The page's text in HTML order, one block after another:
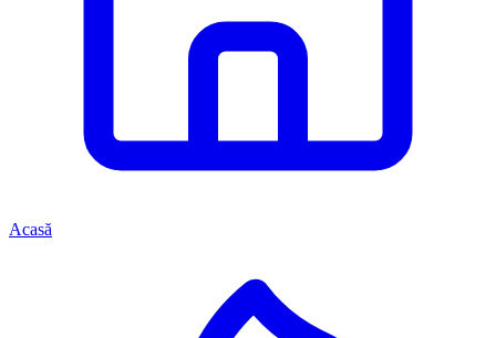
Acasă